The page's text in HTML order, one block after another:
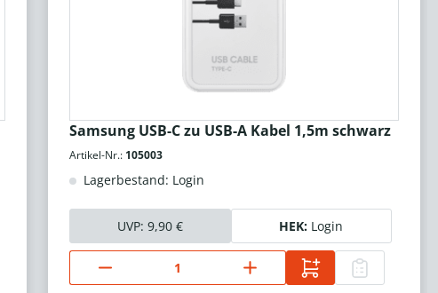
Samsung USB-C zu USB-A Kabel 1,5m schwarz
Artikel-Nr.: 105003
Lagerbestand: Login
UVP: 9,90 € HEK: Login